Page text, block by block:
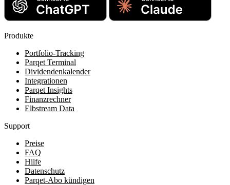
Produkte
Portfolio-Tracking
Parqet Terminal
Dividendenkalender
Integrationen
Parqet Insights
Finanzrechner
Elbstream Data
Support
Preise
FAQ
Hilfe
Datenschutz
Parqet-Abo kündigen